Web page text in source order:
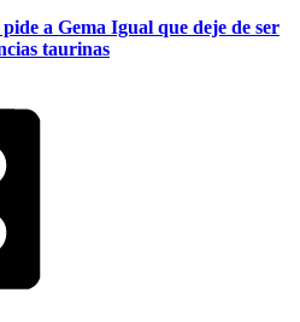
a Gema Igual que deje de ser
taurinas